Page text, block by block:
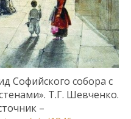
Софийского собора с
». Т.Г. Шевченко.
–